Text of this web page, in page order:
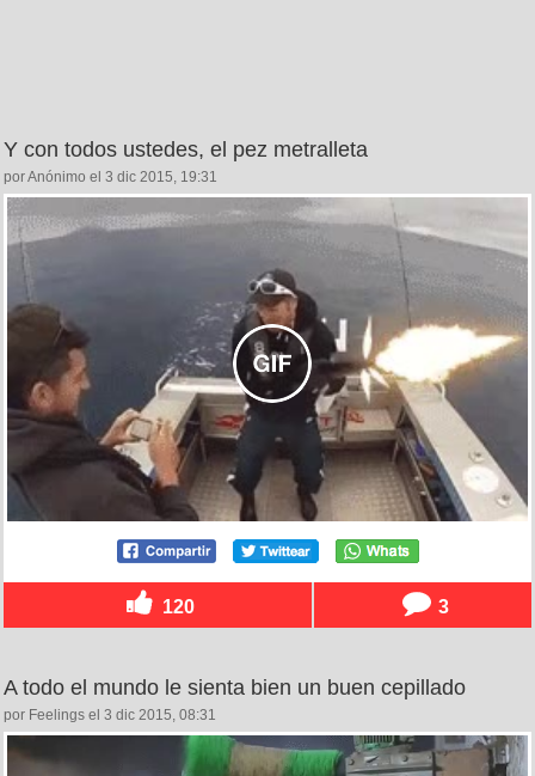
Y con todos ustedes, el pez metralleta
por Anónimo el 3 dic 2015, 19:31
120 3
A todo el mundo le sienta bien un buen cepillado
por Feelings el 3 dic 2015, 08:31